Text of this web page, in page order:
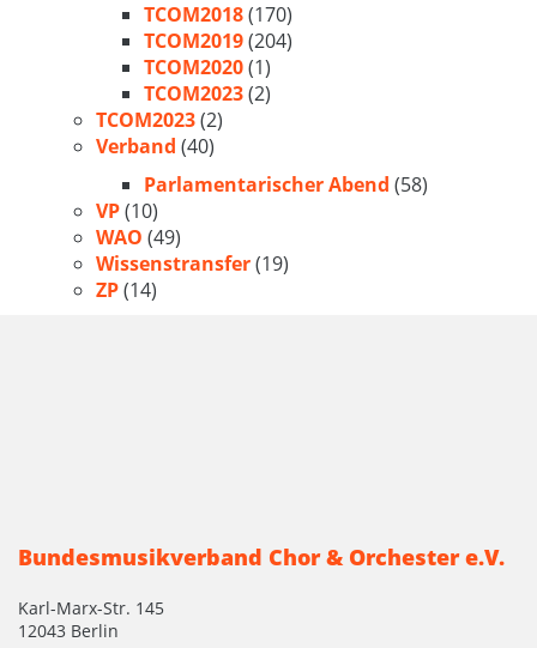
TCOM2018(170)
TCOM2019(204)
TCOM2020(1)
TCOM2023(2)
TCOM2023(2)
Verband (40)
Parlamentarischer Abend (58)
VP(10)
WAO (49)
Wissenstransfer(19)
ZP(14)
Bundesmusikverband Chor & Orchester e.V.
Karl-Marx-Str. 145
12043 Berlin